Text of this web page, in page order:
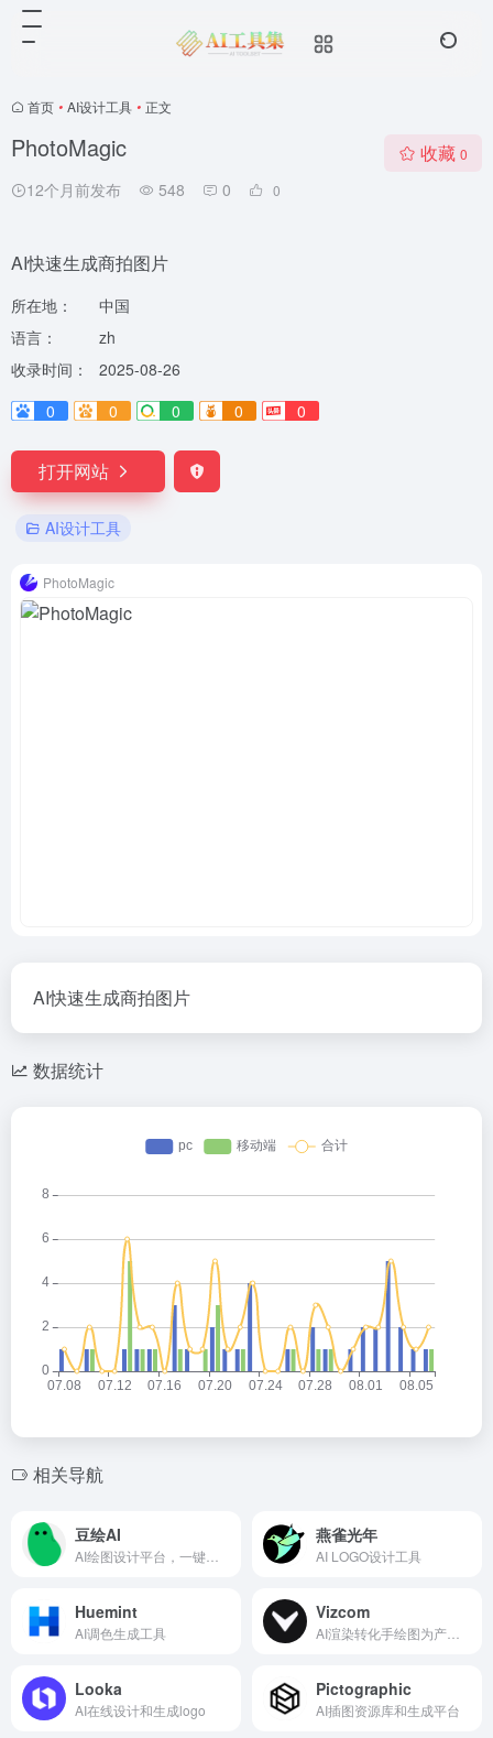
首页 • AI设计工具 • 正文
PhotoMagic
12个月前发布 548 0 0
收藏 0
AI快速生成商拍图片
所在地：
中国
语言：
zh
收录时间：
2025-08-26
0
0 0 0 0
打开网站
AI设计工具
PhotoMagic
AI快速生成商拍图片
数据统计
相关导航
豆绘AI 燕雀光年
AI LOGO设计工具
Huemint
AI调色生成工具
Vizcom
Looka
AI在线设计和生成logo
Pictographic
AI插图资源库和生成平台